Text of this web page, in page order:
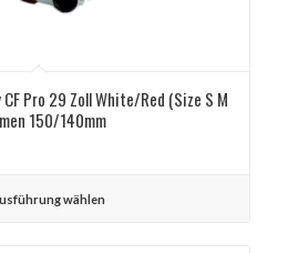
Pro 29 Zoll White/Red (Size S M
150/140mm
wählen